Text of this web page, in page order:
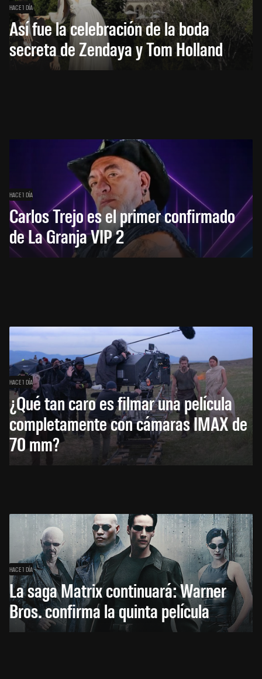
HACE 1 DÍA
Así fue la celebración de la boda
secreta de Zendaya y Tom Holland
HACE 1 DÍA
Carlos Trejo es el primer confirmado
de La Granja VIP 2
HACE 1 DÍA
¿Qué tan caro es filmar una película
completamente con cámaras IMAX de
70 mm?
HACE 1 DÍA
La saga Matrix continuará: Warner
Bros. confirma la quinta película